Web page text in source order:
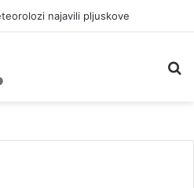
najavili pljuskove